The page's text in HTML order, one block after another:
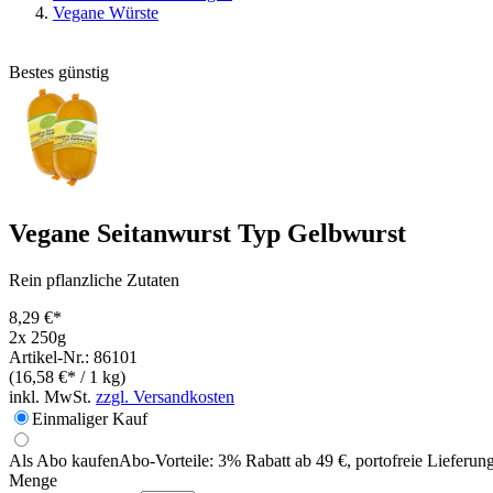
Vegane Würste
Bestes günstig
Vegane Seitanwurst Typ Gelbwurst
Rein pflanzliche Zutaten
8,29 €*
2x 250g
Artikel-Nr.: 86101
(16,58 €* / 1 kg)
inkl. MwSt. zzgl. Versandkosten
Einmaliger Kauf
Als Abo kaufenAbo-Vorteile: 3% Rabatt ab 49 €, portofreie
Menge